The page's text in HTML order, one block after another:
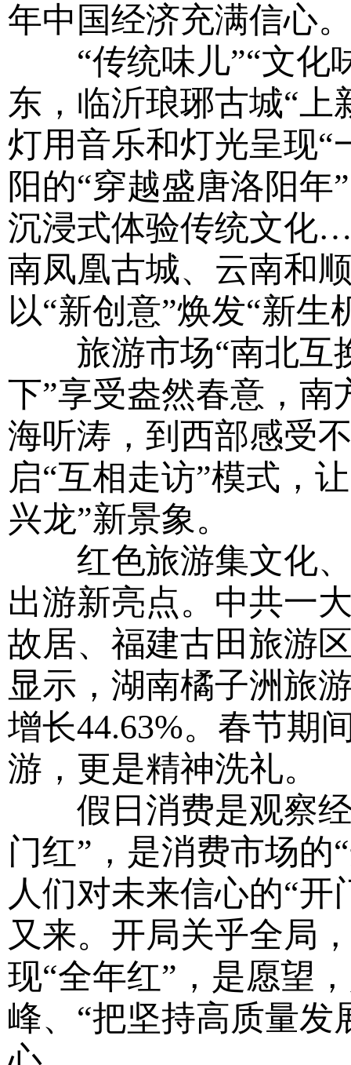
年中国经济充满信心
“传统味儿”“文化
东，临沂琅琊古城“
灯用音乐和灯光呈现“
阳的“穿越盛唐洛阳
沉浸式体验传统文化
南凤凰古城、云南和
以“新创意”焕发“新生
旅游市场“南北互换
下”享受盎然春意，南
海听涛，到西部感受
启“互相走访”模式，
兴龙”新景象。
红色旅游集文化、
出游新亮点。中共一
故居、福建古田旅游
显示，湖南橘子洲旅
增长44.63%。春节期
游，更是精神洗礼。
假日消费是观察经
门红”，是消费市场的
人们对未来信心的“
又来。开局关乎全局
现“全年红”，是愿望
峰、“把坚持高质量发